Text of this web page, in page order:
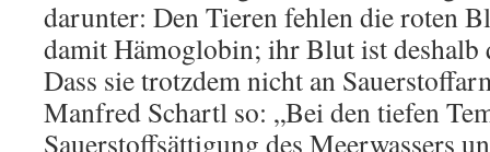
darunter: Den Tieren fehlen die roten
damit Hämoglobin; ihr Blut ist deshalb
Dass sie trotzdem nicht an
Manfred Schartl so: „Bei den tiefen
Sauerstoffsättigung des Meerwassers